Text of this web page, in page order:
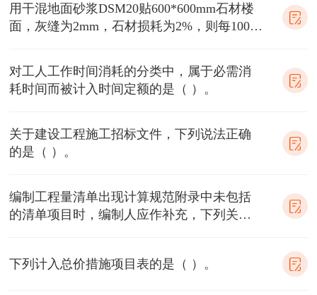
用干混地面砂浆DSM20贴600*600mm石材楼
面，灰缝为2mm，石材损耗为2%，则每100㎡
对工人工作时间消耗的分类中，属于必需消
耗时间而被计入时间定额的是（ ）。
关于建设工程施工招标文件，下列说法正确
的是（ ）。
编制工程量清单出现计算规范附录中未包括
的清单项目时，编制人应作补充，下列关于
下列计入总价措施项目表的是（ ）。